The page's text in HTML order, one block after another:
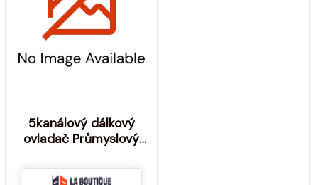
5kanálový dálkový
ovladač Průmyslový
Aperto Sommer -